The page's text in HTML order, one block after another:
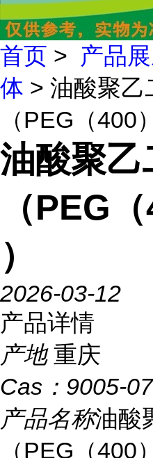
首页 > 产品
体 > 油酸聚乙
（PEG（400
油酸聚乙
（PEG
）
2026-03-12
产品详情
产地 重庆
Cas： 9005-
产品名称油酸
（PEG（400